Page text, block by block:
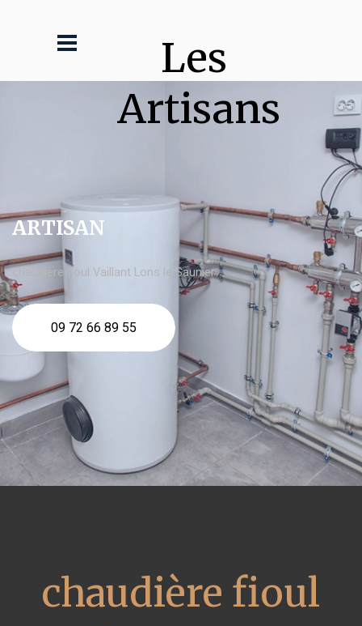
Les
Artisans
ARTISAN
chaudière fioul Vaillant Lons le Saunier
09 72 66 89 55
chaudière fioul